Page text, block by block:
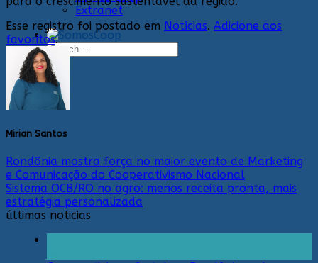
Extranet
Search
for:
Esse registro foi postado em Notícias. Adicione aos
favoritos.
Mirian Santos
Rondônia mostra força no maior evento de Marketing
e Comunicação do Cooperativismo Nacional
Sistema OCB/RO no agro: menos receita pronta, mais
estratégia personalizada
últimas noticias